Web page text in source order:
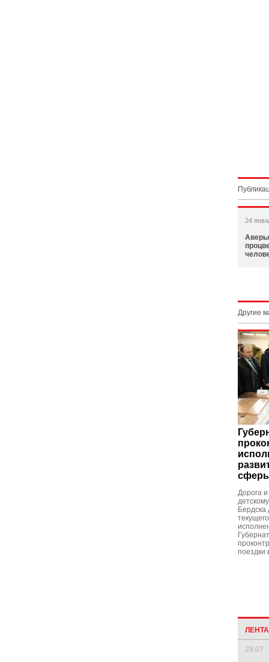
24
Другие
Дорога
поездки
29.07